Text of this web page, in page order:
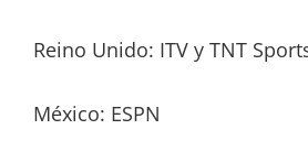
Reino Unido: ITV y TNT
México: ESPN